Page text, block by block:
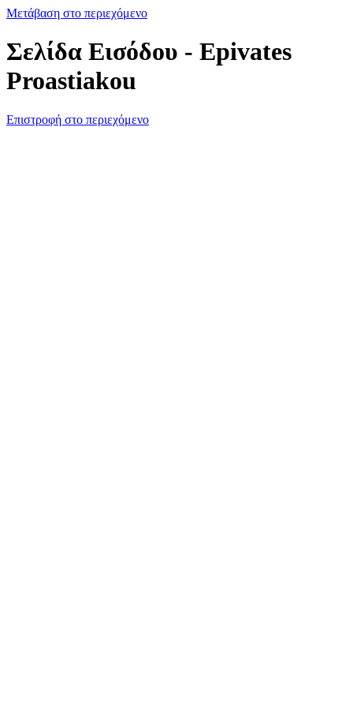
Μετάβαση στο περιεχόμενο
Σελίδα Εισόδου - Epivates
Proastiakou
Επιστροφή στο περιεχόμενο